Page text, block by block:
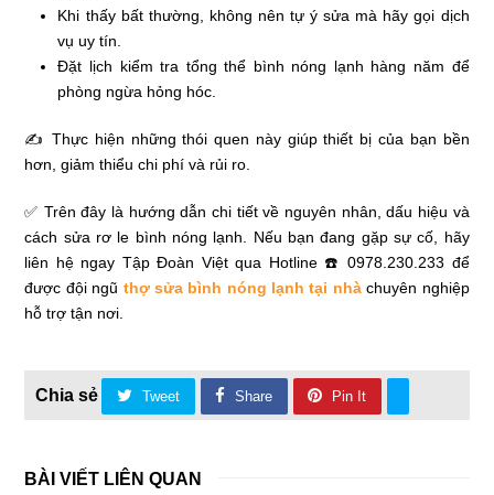
Khi thấy bất thường, không nên tự ý sửa mà hãy gọi dịch
vụ uy tín.
Đặt lịch kiểm tra tổng thể bình nóng lạnh hàng năm để
phòng ngừa hỏng hóc.
✍ Thực hiện những thói quen này giúp thiết bị của bạn bền
hơn, giảm thiểu chi phí và rủi ro.
✅ Trên đây là hướng dẫn chi tiết về nguyên nhân, dấu hiệu và
cách sửa rơ le bình nóng lạnh. Nếu bạn đang gặp sự cố, hãy
liên hệ ngay Tập Đoàn Việt qua Hotline ☎️ 0978.230.233 để
được đội ngũ thợ sửa bình nóng lạnh tại nhàchuyên nghiệp
hỗ trợ tận nơi.
Tweet Share Pin It
BÀI VIẾT LIÊN QUAN